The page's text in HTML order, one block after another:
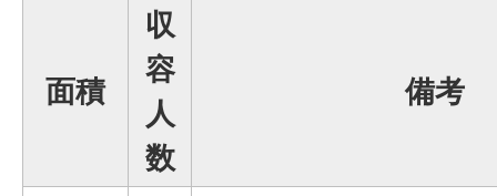
面積
収
容
人
数
備考